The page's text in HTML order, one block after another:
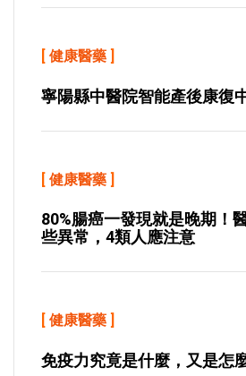
[ 健康醫藥 ]
寧陽縣中醫院智能產後康復
[ 健康醫藥 ]
80%腸癌一發現就是晚期！
些異常，4類人應注意
[ 健康醫藥 ]
免疫力究竟是什麼，又是怎